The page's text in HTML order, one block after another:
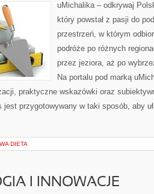
uMichalika – odkrywaj
który powstał z pasji do
przestrzeń, w którym
podróże po różnych
przez jeziora, aż po
Na portalu pod marką
praktyczne wskazówki oraz
jest przygotowywany w taki sposób, aby
DIETA
I INNOWACJE